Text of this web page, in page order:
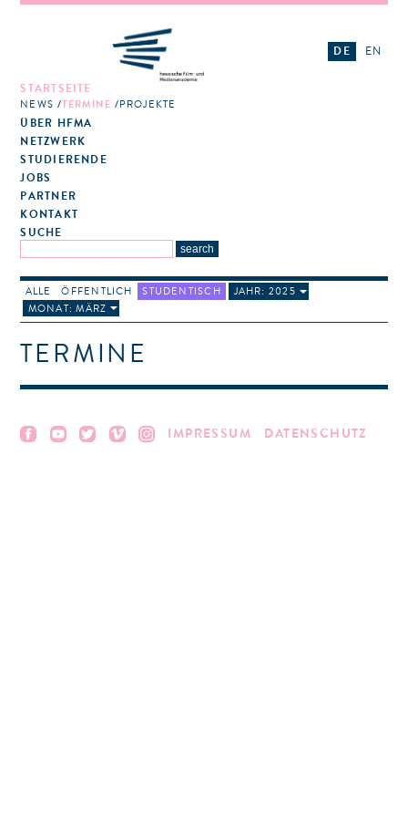
STARTSEITE
NEWS TERMINE PROJEKTE
ÜBER HFMA
NETZWERK
STUDIERENDE
JOBS
PARTNER
KONTAKT
SUCHE
DE EN
ALLE ÖFFENTLICH STUDENTISCH
JAHR: 2025
MONAT: MÄRZ
TERMINE
IMPRESSUM DATENSCHUTZ